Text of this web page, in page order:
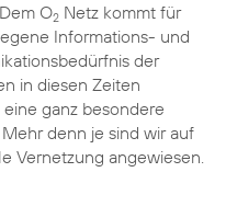
O2Netz kommt für
Informations- und
der
in diesen Zeiten
ganz besondere
denn je sind wir auf
Vernetzung angewiesen.